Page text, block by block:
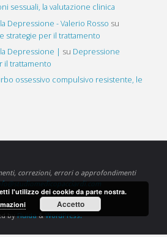
sessuali, la valutazione clinica
Depressione - Valerio Rosso su
strategie per il trattamento
Depressione | su Depressione
il trattamento
ossessivo compulsivo resistente, le
correzioni, errori o approfondimenti
byFluida&WordPress.
l'utilizzo dei cookie da parte nostra.
Accetto